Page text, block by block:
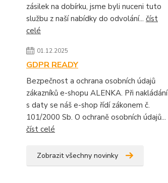
zásilek na dobírku, jsme byli nuceni tuto
službu z naší nabídky do odvolání... číst
celé
01.12.2025
GDPR READY
Bezpečnost a ochrana osobních údajů
zákazníků e-shopu ALENKA. Při nakládání
s daty se náš e-shop řídí zákonem č.
101/2000 Sb. O ochraně osobních údajů...
číst celé
Zobrazit všechny novinky